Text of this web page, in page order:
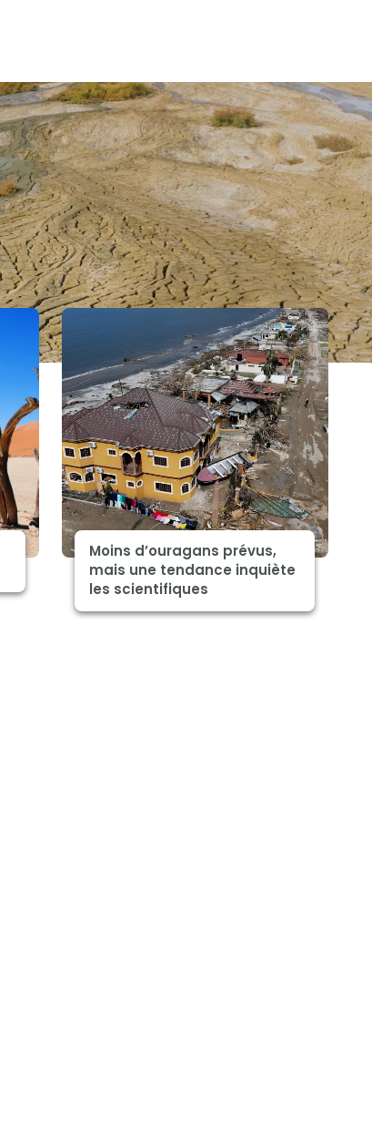
Moins d’ouragans prévus,
mais une tendance inquiète
les scientifiques